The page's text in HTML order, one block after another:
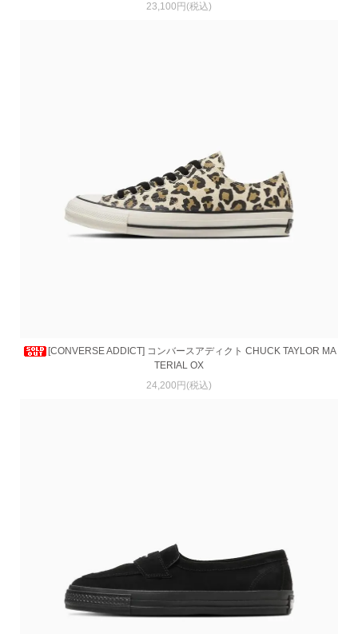
23,100円(税込)
[CONVERSE ADDICT] コンバースアディクト CHUCK TAYLOR MA
TERIAL OX
24,200円(税込)